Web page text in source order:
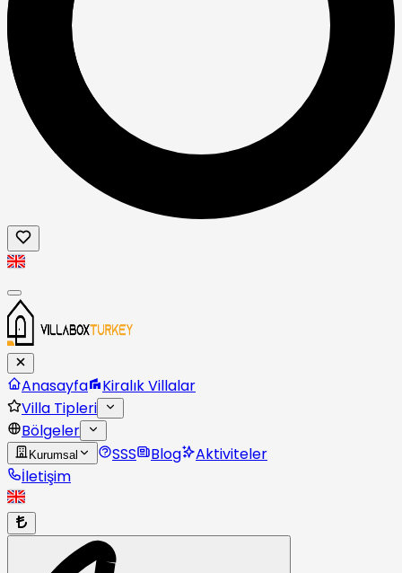
Anasayfa
Kiralık Villalar
Villa Tipleri
Bölgeler
Kurumsal SSS Blog
Aktiviteler
İletişim